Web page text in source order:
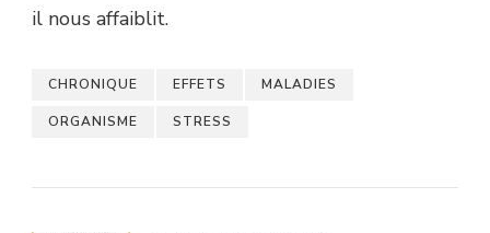
il nous affaiblit.
CHRONIQUE EFFETS MALADIES
ORGANISME STRESS